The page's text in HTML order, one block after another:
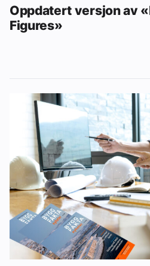
Oppdatert versjon av
Figures»